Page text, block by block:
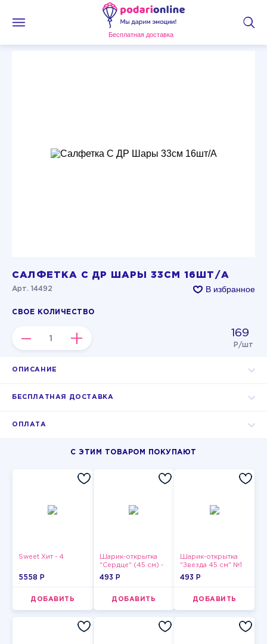
Бесплатная доставка
САЛФЕТКА С ДР ШАРЫ 33СМ 16ШТ/А
Арт. 14492 В избранное
СВОЕ КОЛИЧЕСТВО
– + 169
Р/шт
ОПИСАНИЕ
БЕСПЛАТНАЯ ДОСТАВКА
ОПЛАТА
С ЭТИМ ТОВАРОМ ПОКУПАЮТ
Sweet Хит - 4
5558 P
ДОБАВИТЬ
Шарик-открытка
"Сердце" (45 см) -
2
493 P
ДОБАВИТЬ
Шарик-открытка
"Звезда 45 см" №1
493 P
ДОБАВИТЬ